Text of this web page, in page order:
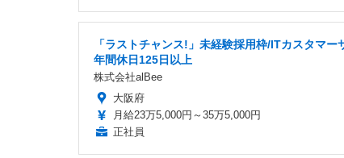
「ラストチャンス!」未経験採用枠/ITカスタマー
年間休日125日以上
株式会社alBee
大阪府
月給23万5,000円～35万5,000円
正社員